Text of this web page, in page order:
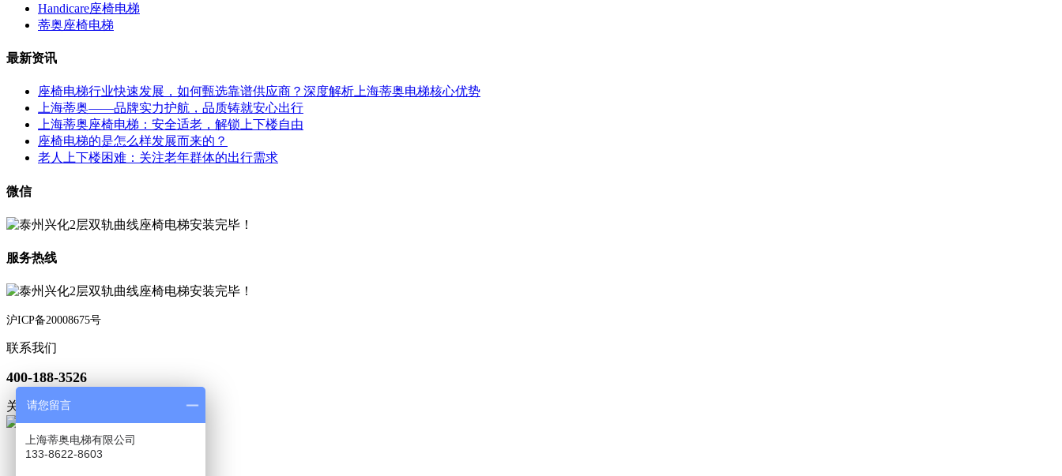
Handicare座椅电梯
蒂奥座椅电梯
最新资讯
座椅电梯行业快速发展，如何甄选靠谱供应商？深度解析上海蒂奥电梯核心优势
上海蒂奥——品牌实力护航，品质铸就安心出行
上海蒂奥座椅电梯：安全适老，解锁上下楼自由
座椅电梯的是怎么样发展而来的？
老人上下楼困难：关注老年群体的出行需求
微信
服务热线
沪ICP备20008675号
联系我们
400-188-3526
关注微信
请您留言
上海蒂奥电梯有限公司
133-8622-8603